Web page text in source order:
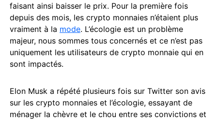
faisant ainsi baisser le prix. Pour la première fois
depuis des mois, les crypto monnaies n’étaient plus
vraiment à la mode. L’écologie est un problème
majeur, nous sommes tous concernés et ce n’est pas
uniquement les utilisateurs de crypto monnaie qui en
sont impactés.
Elon Musk a répété plusieurs fois sur Twitter son avis
sur les crypto monnaies et l’écologie, essayant de
ménager la chèvre et le chou entre ses convictions et